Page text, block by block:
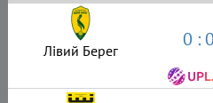
Лівий Берег 0 : 0